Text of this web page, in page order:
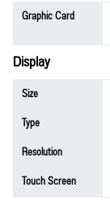
Graphic Card
Display
Size
Type
Resolution
Touch Screen